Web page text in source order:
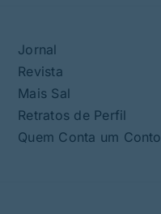
Jornal
Revista
Mais Sal
Retratos de Perfil
Quem Conta um Conto